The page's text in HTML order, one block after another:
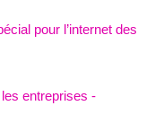
pour l’internet des
entreprises -